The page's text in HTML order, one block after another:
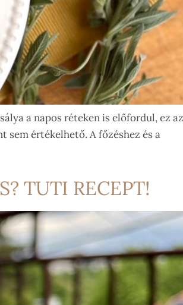
a napos réteken is előfordul, ez
sem értékelhető. A főzéshez és a
TUTI RECEPT!